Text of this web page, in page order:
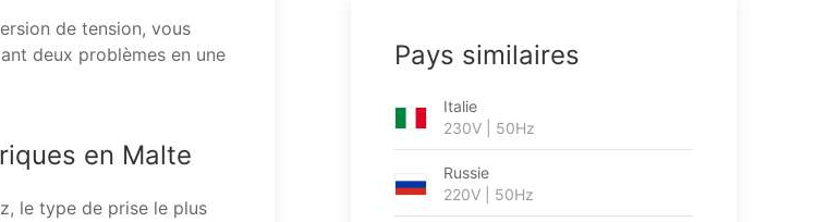
de tension, vous
deux problèmes en une
en Malte
le type de prise le plus
Pays similaires
Italie
230V | 50Hz
Russie
220V | 50Hz